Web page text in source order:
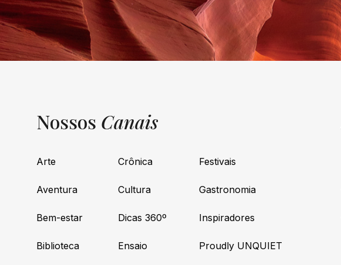
Nossos Canais
Arte
Aventura
Bem-estar
Biblioteca
Crônica
Cultura
Dicas 360º
Ensaio
Festivais
Gastronomia
Inspiradores
Proudly UNQUIET